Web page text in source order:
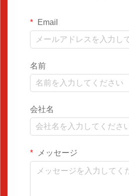
Email
名前
会社名
メッセージ